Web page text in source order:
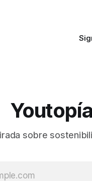
sobre